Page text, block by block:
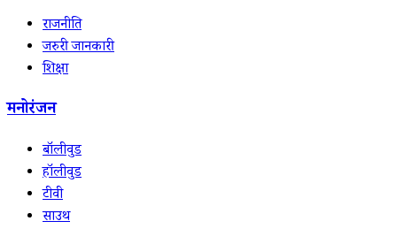
राजनीति
जरुरी जानकारी
शिक्षा
मनोरंजन
बॉलीवुड
हॉलीवुड
टीवी
साउथ